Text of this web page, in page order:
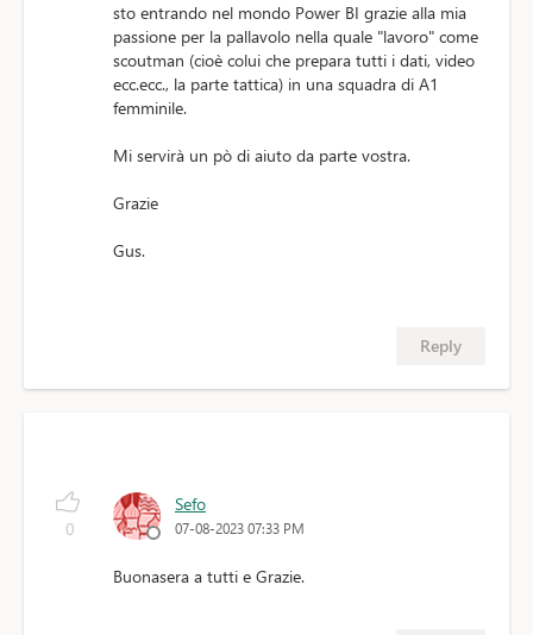
sto entrando nel mondo Power BI grazie alla mia
passione per la pallavolo nella quale "lavoro" come
scoutman (cioè colui che prepara tutti i dati, video
ecc.ecc., la parte tattica) in una squadra di A1
femminile.
Mi servirà un pò di aiuto da parte vostra.
Grazie
Gus.
Reply
0
Sefo
07-08-2023 07:33 PM
Buonasera a tutti e Grazie.